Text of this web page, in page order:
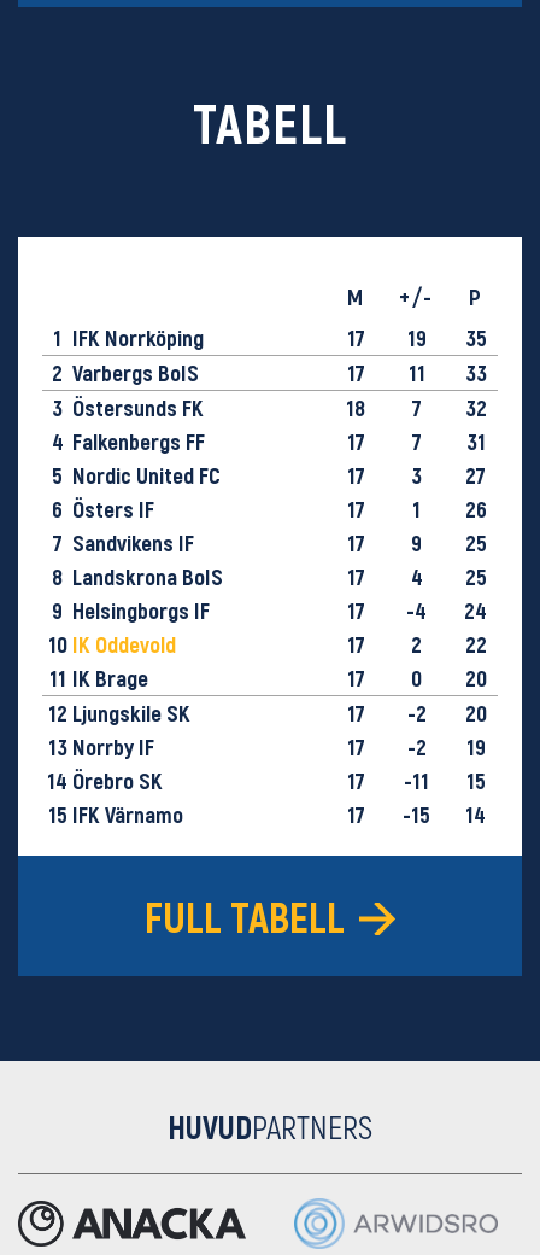
TABELL
M +/-
P
1 IFK Norrköping 17 19
35
2 Varbergs BoIS 17 11
33
3 Östersunds FK 18 7
32
4 Falkenbergs FF 17 7
31
5 Nordic United FC 17 3
27
6 Östers IF 17 1
26
7 Sandvikens IF 17 9
25
8 Landskrona BoIS 17 4
25
9 Helsingborgs IF 17 -4
24
10 IK Oddevold 17 2
22
11 IK Brage 17 0
20
12 Ljungskile SK 17 -2
20
13 Norrby IF 17 -2
19
14 Örebro SK 17 -11
15
15 IFK Värnamo 17 -15
14
FULL TABELL
HUVUDPARTNERS